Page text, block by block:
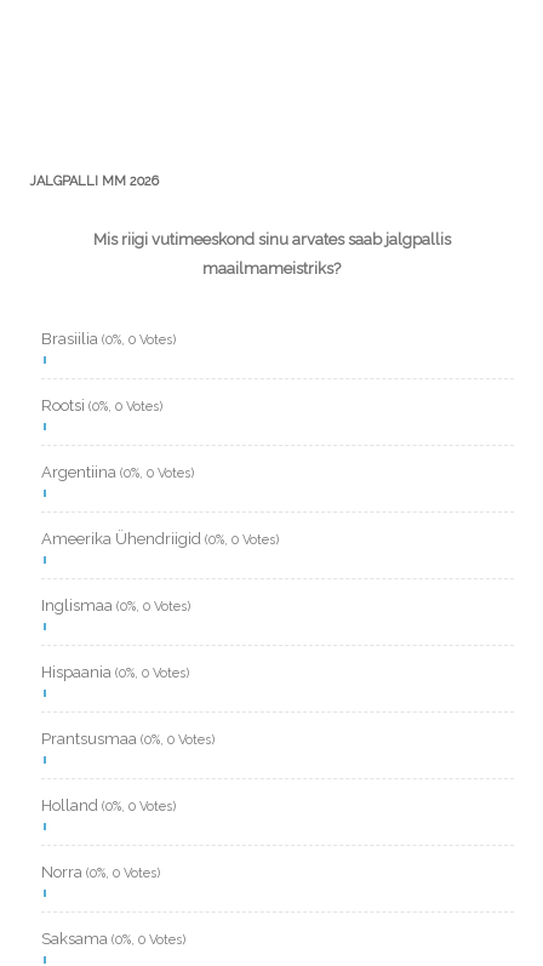
JALGPALLI MM 2026
Mis riigi vutimeeskond sinu arvates saab jalgpallis
maailmameistriks?
Brasiilia (0%, 0 Votes)
Rootsi (0%, 0 Votes)
Argentiina (0%, 0 Votes)
Ameerika Ühendriigid (0%, 0 Votes)
Inglismaa (0%, 0 Votes)
Hispaania (0%, 0 Votes)
Prantsusmaa (0%, 0 Votes)
Holland (0%, 0 Votes)
Norra (0%, 0 Votes)
Saksama (0%, 0 Votes)